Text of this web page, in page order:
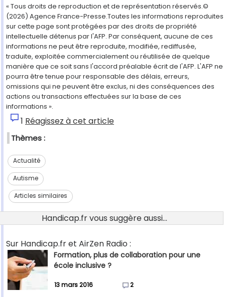
« Tous droits de reproduction et de représentation réservés.©
(2026) Agence France-Presse.Toutes les informations reproduites
sur cette page sont protégées par des droits de propriété
intellectuelle détenus par l'AFP. Par conséquent, aucune de ces
informations ne peut être reproduite, modifiée, rediffusée,
traduite, exploitée commercialement ou réutilisée de quelque
manière que ce soit sans l'accord préalable écrit de l'AFP. L'AFP ne
pourra être tenue pour responsable des délais, erreurs,
omissions qui ne peuvent être exclus, ni des conséquences des
actions ou transactions effectuées sur la base de ces
informations ».
1 Réagissez à cet article
Thèmes :
Actualité
Autisme
Articles similaires
Handicap.fr vous suggère aussi...
Sur Handicap.fr et AirZen Radio :
Formation, plus de collaboration pour une
école inclusive ?
13 mars 2016 2